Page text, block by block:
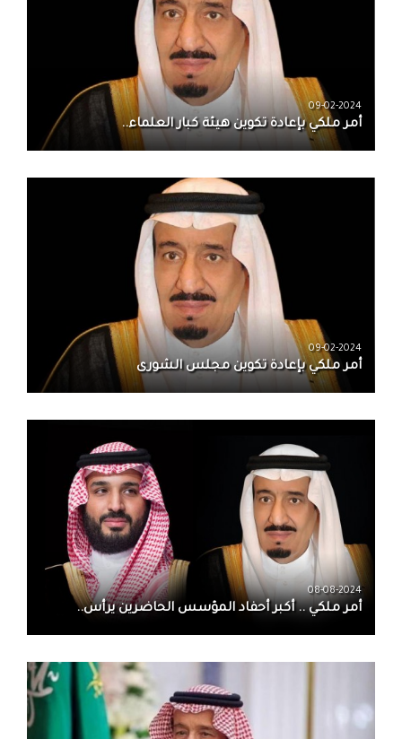
09-02-2024
أمر ملكي بإعادة تكوين هيئة كبار العلماء..
09-02-2024
أمر ملكي بإعادة تكوين مجلس الشورى
08-08-2024
أمر ملكي .. أكبر أحفاد المؤسس الحاضرين يرأس..